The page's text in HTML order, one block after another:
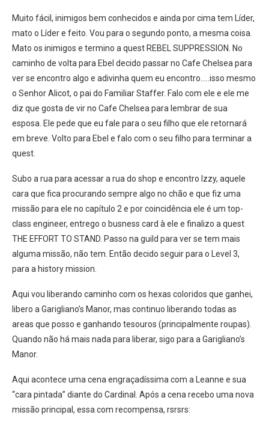
Muito fácil, inimigos bem conhecidos e ainda por cima tem Líder,
mato o Líder e feito. Vou para o segundo ponto, a mesma coisa.
Mato os inimigos e termino a quest REBEL SUPPRESSION. No
caminho de volta para Ebel decido passar no Cafe Chelsea para
ver se encontro algo e adivinha quem eu encontro…..isso mesmo
o Senhor Alicot, o pai do Familiar Staffer. Falo com ele e ele me
diz que gosta de vir no Cafe Chelsea para lembrar de sua
esposa. Ele pede que eu fale para o seu filho que ele retornará
em breve. Volto para Ebel e falo com o seu filho para terminar a
quest.
Subo a rua para acessar a rua do shop e encontro Izzy, aquele
cara que fica procurando sempre algo no chão e que fiz uma
missão para ele no capítulo 2 e por coincidência ele é um top-
class engineer, entrego o busness card à ele e finalizo a quest
THE EFFORT TO STAND. Passo na guild para ver se tem mais
alguma missão, não tem. Então decido seguir para o Level 3,
para a history mission.
Aqui vou liberando caminho com os hexas coloridos que ganhei,
libero a Garigliano’s Manor, mas continuo liberando todas as
areas que posso e ganhando tesouros (principalmente roupas).
Quando não há mais nada para liberar, sigo para a Garigliano’s
Manor.
Aqui acontece uma cena engraçadíssima com a Leanne e sua
“cara pintada” diante do Cardinal. Após a cena recebo uma nova
missão principal, essa com recompensa, rsrsrs: